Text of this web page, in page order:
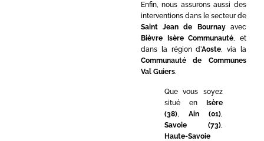
Enfin, nous assurons aussi des
interventions dans le secteur de
Saint Jean de Bournayavec
Bièvre Isère Communauté, et
dans la région d’Aoste, via la
Communauté de Communes
Val Guiers.
Que vous soyez
situé en Isère
(38), Ain (01)
Savoie (73)
Haute-Savoie